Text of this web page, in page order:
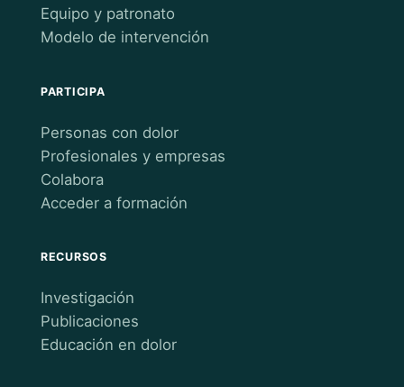
Equipo y patronato
Modelo de intervención
PARTICIPA
Personas con dolor
Profesionales y empresas
Colabora
Acceder a formación
RECURSOS
Investigación
Publicaciones
Educación en dolor